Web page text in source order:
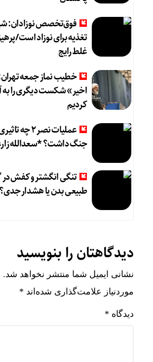
فوق‌تخصص نوزادان:
تغذیه برای نوزاد است/
غلط رایج
خطیب نماز جمعه
اخیر» شکست دیگری را به
کردیم
عملیات نصر ۲
جنگ داشت؟ *سعدالله
تنگی انگشتر و کفش در
طبیعی بدن یا هشدار جدی؟
دیدگاهتان را بنویسید
نشانی ایمیل شما منتشر نخواهد شد.
موردنیاز علامت‌گذاری شده‌اند *
دیدگاه *